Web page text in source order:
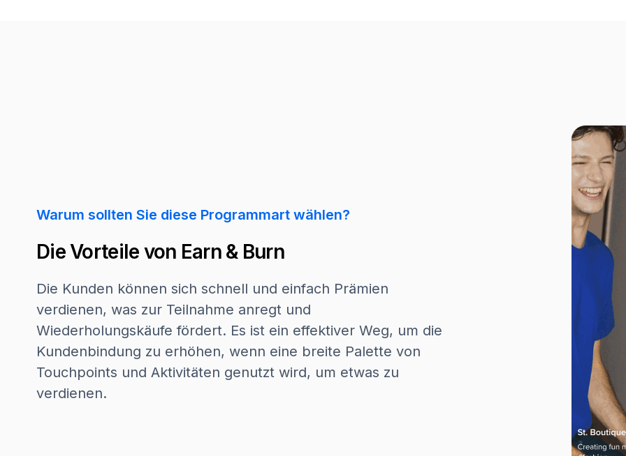
Warum sollten Sie diese Programmart wählen?
Die Vorteile von Earn & Burn
Die Kunden können sich schnell und einfach Prämien
verdienen, was zur Teilnahme anregt und
Wiederholungskäufe fördert. Es ist ein effektiver Weg, um die
Kundenbindung zu erhöhen, wenn eine breite Palette von
Touchpoints und Aktivitäten genutzt wird, um etwas zu
verdienen.